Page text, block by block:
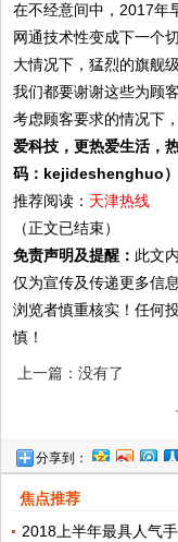
在不经意间中，2017年
网通技术性变成下一个
大情况下，猛烈的旗舰
我们都要谢谢这些为顾
考虑顾客要求的情况下
爱科技，更热爱生活，
码： kejideshenghuo）
推荐阅读： 天津热线
（正文已结束）
免责声明及提醒： 此文
仅为宣传及传递更多信
浏览者慎重核实！任何
慎！
上一篇：没有了
分享到：
焦点推荐
2018上半年最具人气